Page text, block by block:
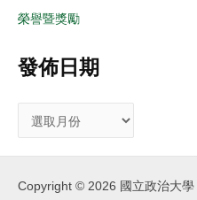
榮譽暨獎勵
發佈日期
Copyright © 2026 國立政治大學